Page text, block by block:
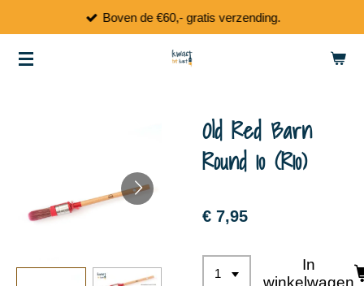
naar
Boven de €60,- gratis verzending.
Old Red Barn
Round 10 (R10)
€ 7,95
In